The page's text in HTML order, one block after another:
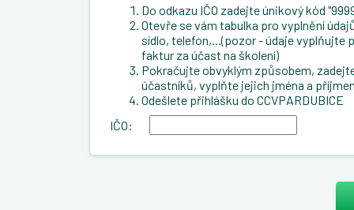
Do odkazu IČO zadejte únikový kód
Otevře se vám tabulka pro vyplnění
sídlo, telefon,...(pozor - údaje vyplňujte
faktur za účast na školení)
Pokračujte obvyklým způsobem,
účastníků, vyplňte jejich jména a
Odešlete přihlášku do CCVPARDUBICE
IČO: